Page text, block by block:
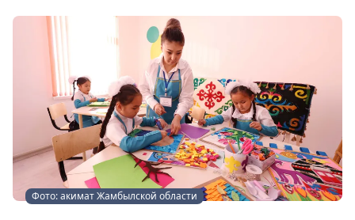
Фото: акимат Жамбылской области